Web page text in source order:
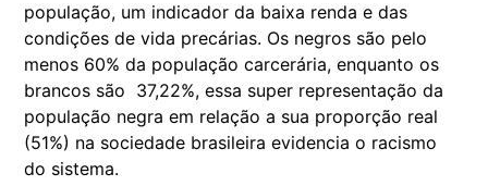
população, um indicador da baixa renda e das
condições de vida precárias. Os negros são pelo
menos 60% da população carcerária, enquanto os
brancos são 37,22%, essa super representação da
população negra em relação a sua proporção real
(51%) na sociedade brasileira evidencia o racismo
do sistema.